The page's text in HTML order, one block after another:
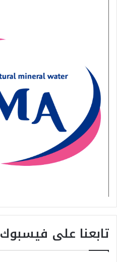
تابعنا على فيسبوك